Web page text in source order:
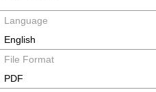
Language
English
File Format
PDF